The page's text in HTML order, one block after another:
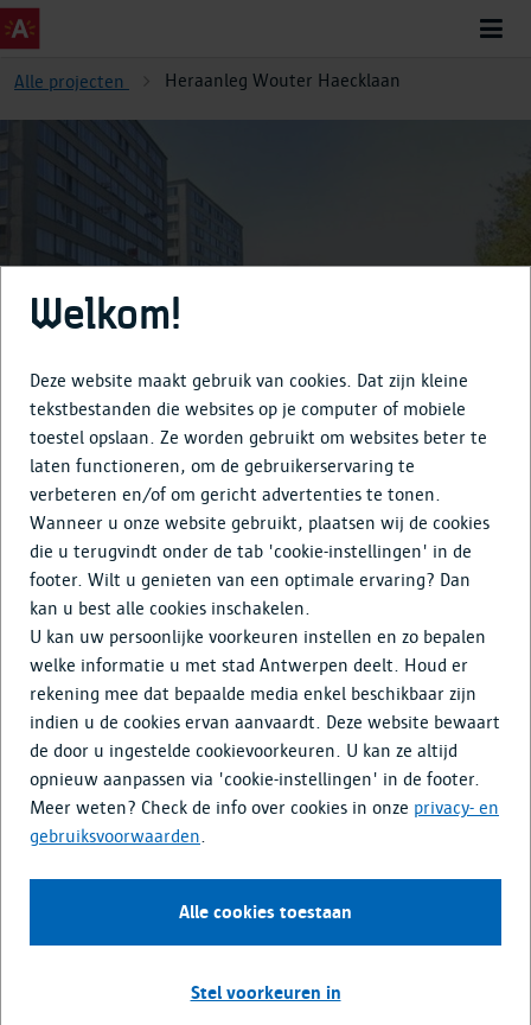
Alle projecten Heraanleg Wouter Haecklaan
Heraanleg Wouter Haecklaan
Over
Tijdlijn
Doe mee
Media & Nieuws
De riolering, bestrating en groenzone van de Wouter
Haecklaan zijn aan vernieuwing toe. Ook de werken voor de
vervanging van de bruggen E313/E34 over de Sterckshoflei
en Cornelissenlaan (door Agentschap Wegen en Verkeer)
heeft een impact op deze straat. Daarom wordt de Wouter
Haecklaan heraangelegd na de bouw van de nieuwe
bruggen.
Welkom!
Deze website maakt gebruik van cookies. Dat zijn kleine
tekstbestanden die websites op je computer of mobiele
toestel opslaan. Ze worden gebruikt om websites beter te
laten functioneren, om de gebruikerservaring te
verbeteren en/of om gericht advertenties te tonen.
Wanneer u onze website gebruikt, plaatsen wij de cookies
die u terugvindt onder de tab 'cookie-instellingen' in de
footer. Wilt u genieten van een optimale ervaring? Dan
kan u best alle cookies inschakelen.
U kan uw persoonlijke voorkeuren instellen en zo bepalen
welke informatie u met stad Antwerpen deelt. Houd er
rekening mee dat bepaalde media enkel beschikbaar zijn
indien u de cookies ervan aanvaardt. Deze website bewaart
de door u ingestelde cookievoorkeuren. U kan ze altijd
opnieuw aanpassen via 'cookie-instellingen' in de footer.
Meer weten? Check de info over cookies in onze privacy- en
gebruiksvoorwaarden.
Alle cookies toestaan
Stel voorkeuren in